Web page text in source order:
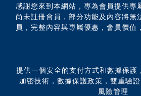
感謝您來到本網站，專為會員提供專
尚未註冊會員，部分功能及內容將無
員，完整內容與專屬優惠，會員價值
提供一個安全的支付方式和數據保護
加密技術，數據保護政策，雙重驗
風險管理